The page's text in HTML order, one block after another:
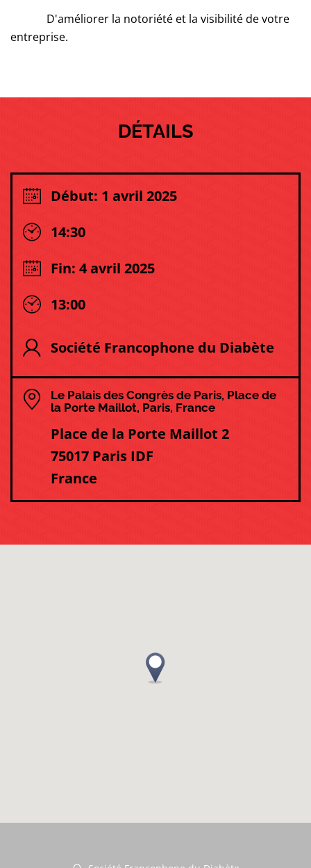
D'améliorer la notoriété et la visibilité de votre
entreprise.
DÉTAILS
Début: 1 avril 2025
14:30
Fin: 4 avril 2025
13:00
Société Francophone du Diabète
Le Palais des Congrès de Paris, Place de
la Porte Maillot, Paris, France
Place de la Porte Maillot 2
75017 Paris IDF
France